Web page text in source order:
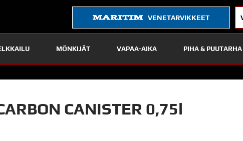
VENETARVIKKEET
MÖNKIJÄT VAPAA-AIKA PIHA & PUUTARHA
CANISTER 0,75l